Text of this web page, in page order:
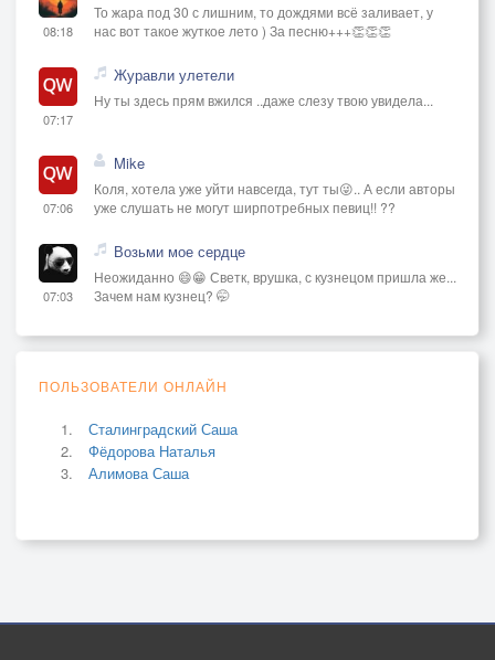
08:18
То жара под 30 с лишним, то дождями всё заливает, у
нас вот такое жуткое лето ) За песню+++👏👏👏
07:17
Журавли улетели
Ну ты здесь прям вжился ..даже слезу твою увидела...
07:06
Mike
Коля, хотела уже уйти навсегда, тут ты😜.. А если авторы
уже слушать не могут ширпотребных певиц!! ??
07:03
Возьми мое сердце
Неожиданно 😄😁 Светк, врушка, с кузнецом пришла же...
Зачем нам кузнец? 🤭
ПОЛЬЗОВАТЕЛИ ОНЛАЙН
Сталинградский Саша
Фёдорова Наталья
Алимова Саша